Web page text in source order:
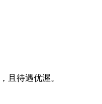
且待遇优渥。